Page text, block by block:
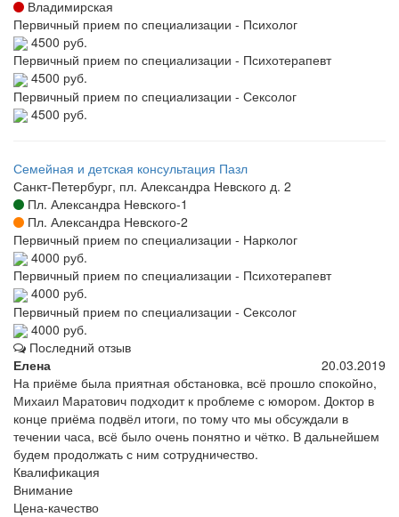
Владимирская
Первичный прием по специализации - Психолог
4500 руб.
Первичный прием по специализации - Психотерапевт
4500 руб.
Первичный прием по специализации - Сексолог
4500 руб.
Семейная и детская консультация Пазл
Санкт-Петербург, пл. Александра Невского д. 2
Пл. Александра Невского-1
Пл. Александра Невского-2
Первичный прием по специализации - Нарколог
4000 руб.
Первичный прием по специализации - Психотерапевт
4000 руб.
Первичный прием по специализации - Сексолог
4000 руб.
Последний отзыв
Елена
20.03.2019
На приёме была приятная обстановка, всё прошло спокойно,
Михаил Маратович подходит к проблеме с юмором. Доктор в
конце приёма подвёл итоги, по тому что мы обсуждали в
течении часа, всё было очень понятно и чётко. В дальнейшем
будем продолжать с ним сотрудничество.
Квалификация
Внимание
Цена-качество